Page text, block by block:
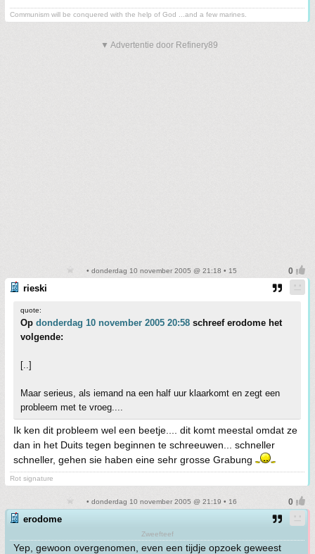
Communism will be conquered with the help of God ...and a few marines.
▼ Advertentie door Refinery89
• donderdag 10 november 2005 @ 21:18 • 15
rieski
quote:
Op donderdag 10 november 2005 20:58 schreef erodome het
volgende:
[..]
Maar serieus, als iemand na een half uur klaarkomt en zegt een
probleem met te vroeg....
Ik ken dit probleem wel een beetje.... dit komt meestal omdat ze
dan in het Duits tegen beginnen te schreeuwen... schneller
schneller, gehen sie haben eine sehr grosse Grabung
Rot signature
• donderdag 10 november 2005 @ 21:19 • 16
erodome
Zweefteef
Yep, gewoon overgenomen, even een tijdje opzoek geweest